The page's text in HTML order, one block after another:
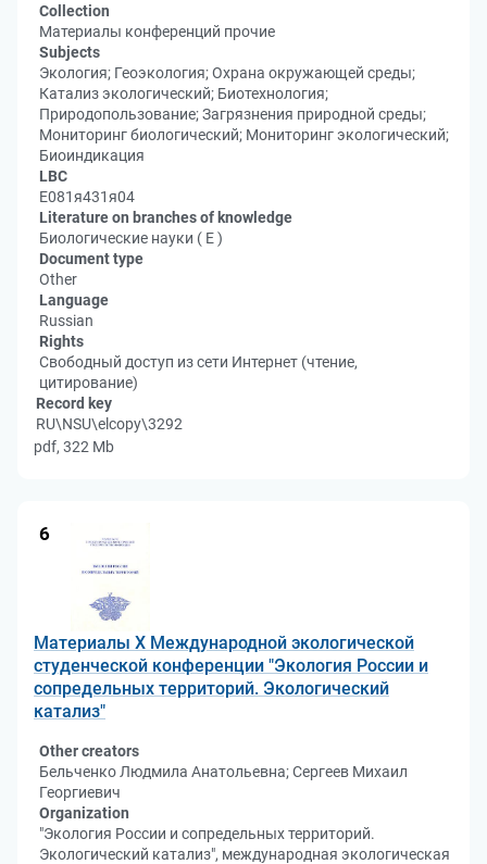
Collection
Материалы конференций прочие
Subjects
Экология; Геоэкология; Охрана окружающей среды;
Катализ экологический; Биотехнология;
Природопользование; Загрязнения природной среды;
Мониторинг биологический; Мониторинг экологический;
Биоиндикация
LBC
Е081я431я04
Literature on branches of knowledge
Биологические науки ( Е )
Document type
Other
Language
Russian
Rights
Свободный доступ из сети Интернет (чтение,
цитирование)
Record key
RU\NSU\elcopy\3292
pdf, 322 Mb
6
Материалы X Международной экологической
студенческой конференции "Экология России и
сопредельных территорий. Экологический
катализ"
Other creators
Бельченко Людмила Анатольевна; Сергеев Михаил
Георгиевич
Organization
"Экология России и сопредельных территорий.
Экологический катализ", международная экологическая